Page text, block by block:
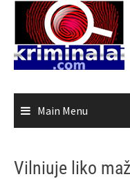
content
Main Menu
Vilniuje liko